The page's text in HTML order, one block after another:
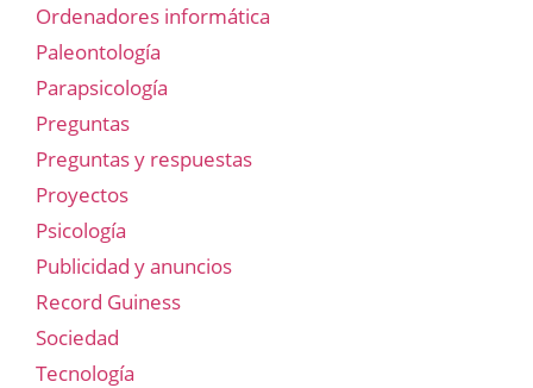
Ordenadores informática
Paleontología
Parapsicología
Preguntas
Preguntas y respuestas
Proyectos
Psicología
Publicidad y anuncios
Record Guiness
Sociedad
Tecnología